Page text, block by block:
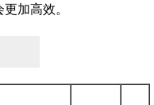
加高效。